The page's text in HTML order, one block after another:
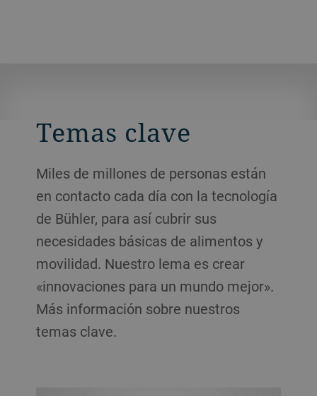
Temas clave
Miles de millones de personas están
en contacto cada día con la tecnología
de Bühler, para así cubrir sus
necesidades básicas de alimentos y
movilidad. Nuestro lema es crear
«innovaciones para un mundo mejor».
Más información sobre nuestros
temas clave.